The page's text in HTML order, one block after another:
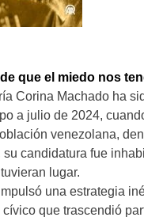
que el miedo nos
Corina Machado ha
a julio de 2024,
venezolana,
candidatura fue
lugar.
una estrategia
que trascendió